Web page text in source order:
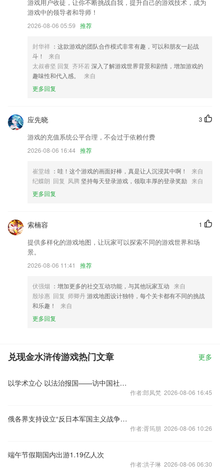
又叫掌上淮南
优化软件UI
专车视觉优化，呈现更多车型和运营商
联系我们
以上就是兑现金水浒传游戏的介绍，如果您喜欢这款软件，您可以到应用
商店进行打分评论，说出您的使用经历，以帮助我们更好的对产品进行优
游戏用户收徒，让你不断挑战自我，提升自己的游戏技术，成为
游戏中的领导者和导师！
2026-08-06 05:59 推荐
封华祥 ：这款游戏的团队合作模式非常有趣，可以和朋友一起战
斗！
来自
太叔睿坚 回复 齐环若深入了解游戏世界背景和剧情，增加游戏的
趣味性和代入感。
来自
更多回复
3
应先晓
游戏的充值系统公平合理，不会过于依赖付费
2026-08-06 16:44 推荐
崔堂雄 ：哇！这个游戏的画面好棒，真是让人沉浸其中啊！
来自
纪蝶朗 回复 凤腾 坚持每天登录游戏，领取丰厚的登录奖励 来自
更多回复
1
索楠容
提供多样化的游戏地图，让玩家可以探索不同的游戏世界和场
景。
2026-08-06 11:41 推荐
伏强烟 ：增加更多的社交互动功能，与其他玩家互动 来自
殷珍惠 回复 师卿丹游戏地图设计独特，每个关卡都有不同的挑战
和乐趣！
来自
更多回复
兑现金水浒传游戏热门文章 更多
以学术立心 以法治报国——访中国社会科学院学部委员李林
作者:郎凤梵 2026-08-06 16:45
俄各界支持设立“反日本军国主义战争胜利纪念日” 敦促日本反省历史
作者:胥筠朋 2026-08-06 10:26
端午节假期国内出游1.19亿人次
作者:洪子琳 2026-08-06 06:30